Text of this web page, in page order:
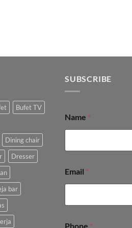
Bufet TV
Dining chair
Dresser
bar
SUBSCRIBE
Name *
Email *
Phone *